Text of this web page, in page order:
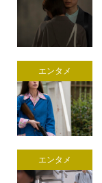
エンタメ
エンタメ